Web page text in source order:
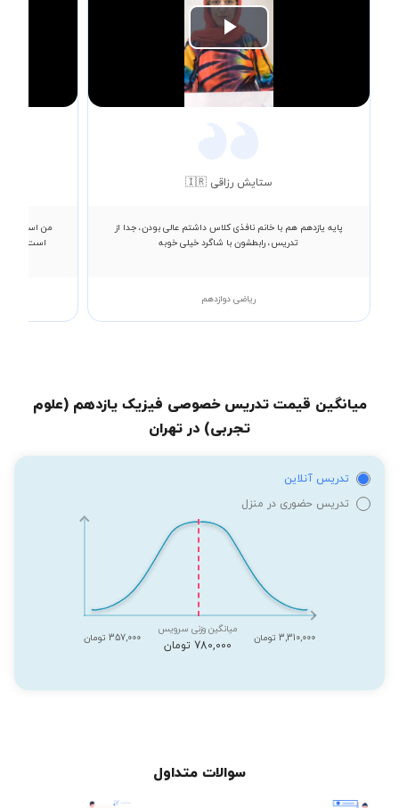
Play
Video
ستایش رزاقی 🇮🇷
پایه یازدهم هم با خانم نافذی کلاس داشتم عالی بودن، جدا از
تدریس، رابطشون با شاگرد خیلی خوبه
ریاضی دوازدهم
من استاد
است که
میانگین قیمت تدریس خصوصی فیزیک یازدهم (علوم
تجربی) در تهران
تدریس آنلاین
تدریس حضوری در منزل
3,310,000 تومان
میانگین وزنی سرویس
780,000 تومان
357,000 تومان
سوالات متداول